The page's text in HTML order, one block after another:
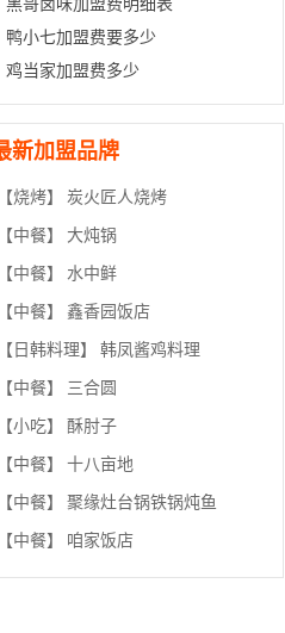
鸭小七加盟费要多少
鸡当家加盟费多少
新加盟品牌
【烧烤】
炭火匠人烧烤
【中餐】
大炖锅
【中餐】
水中鲜
【中餐】
鑫香园饭店
【日韩料理】
韩凤酱鸡料理
【中餐】
三合圆
【小吃】
酥肘子
【中餐】
十八亩地
【中餐】
聚缘灶台锅铁锅炖鱼
【中餐】
咱家饭店